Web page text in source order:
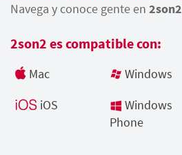
Navega y conoce gente en 2son2
2son2 es compatible con:
Mac Windows
iOS
Windows
Phone